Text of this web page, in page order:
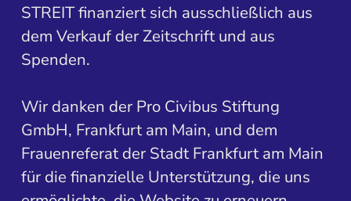
STREIT finanziert sich ausschließlich aus
dem Verkauf der Zeitschrift und aus
Spenden.
Wir danken der Pro Civibus Stiftung
GmbH, Frankfurt am Main, und dem
Frauenreferat der Stadt Frankfurt am Main
für die finanzielle Unterstützung, die uns